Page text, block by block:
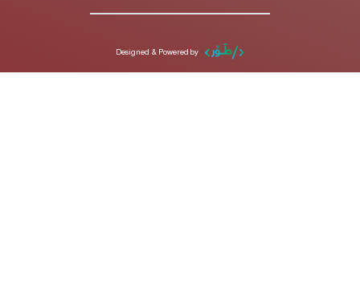
Designed & Powered by